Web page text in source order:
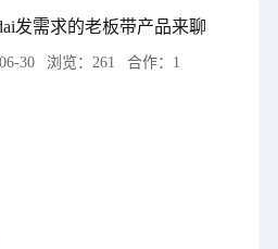
发需求的老板带产品来聊
30 浏览： 261 合作： 1